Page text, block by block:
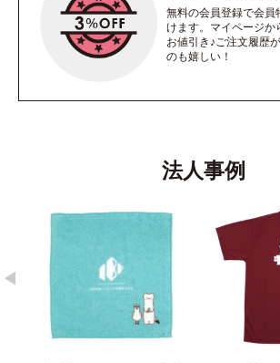
無料の会員登録で会員
けます。マイページか
お値引き♪ご注文履歴
のも嬉しい！
法人事例